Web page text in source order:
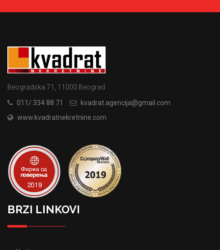
Beogradska 71, 11000 Beograd
011/ 334 88 71
kvadrat.agencija@gmail.com
www.kvadratnekretnine.com
BRZI LINKOVI